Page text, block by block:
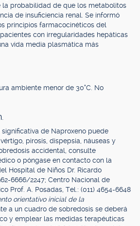
la probabilidad de que los metabolitos
de insuficiencia renal. Se informó
principios farmacocinéticos del
con irregularidades hepáticas
vida media plasmática más
ambiente menor de 30°C. No
de Naproxeno puede
pirosis, dispepsia, náuseas y
accidental, consulte
o póngase en contacto con la
Hospital de Niños Dr. Ricardo
6666/2247; Centro Nacional de
Prof. A. Posadas, Tel.: (011) 4654-6648
orientativo inicial de la
a un cuadro de sobredosis se deberá
y emplear las medidas terapéuticas